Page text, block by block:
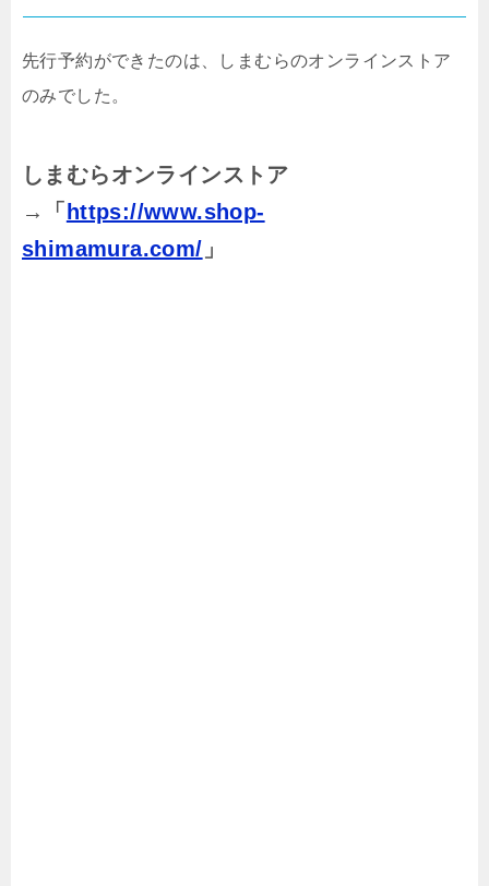
先行予約ができたのは、しまむらのオンラインストア
のみでした。
しまむらオンラインストア
→「https://www.shop-
shimamura.com/ 」